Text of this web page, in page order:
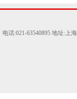
电话:021-63540895 地址:上